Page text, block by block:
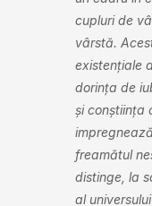
cupluri de
vârstă.
existențiale
dorința de
și conștiința
freamătul
distinge, la
al